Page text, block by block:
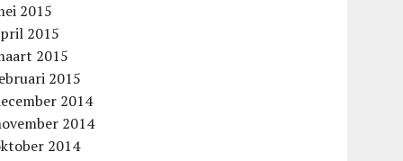
2015
2015
2015
2015
2014
2014
2014